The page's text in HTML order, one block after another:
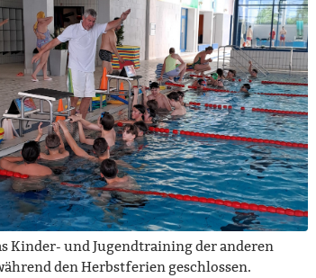
Kinder- und Jugendtraining der anderen
den Herbstferien geschlossen.